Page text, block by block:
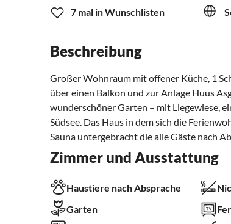
7 mal in Wunschlisten
Beschreibung
Großer Wohnraum mit offener Küche, 1
über einen Balkon und zur Anlage Huus
wunderschöner Garten – mit Liegewiese,
Südsee. Das Haus in dem sich die
Sauna untergebracht die alle Gäste nach
Zimmer und Ausstattung
Haustiere nach Absprache
Garten